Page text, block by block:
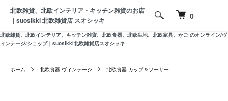
北欧雑貨、北欧インテリア、キッチン雑貨、北欧食器、北欧生地、北欧家具、かご のオンライン/ヴ
ィンテージ/ショップ｜suosikki北欧雑貨店スオシッキ
北欧雑貨、北欧インテリア・キッチン雑貨のお店
｜suosikki 北欧雑貨店 スオシッキ
0
ホーム 北欧食器 ヴィンテージ 北欧食器 カップ＆ソーサー